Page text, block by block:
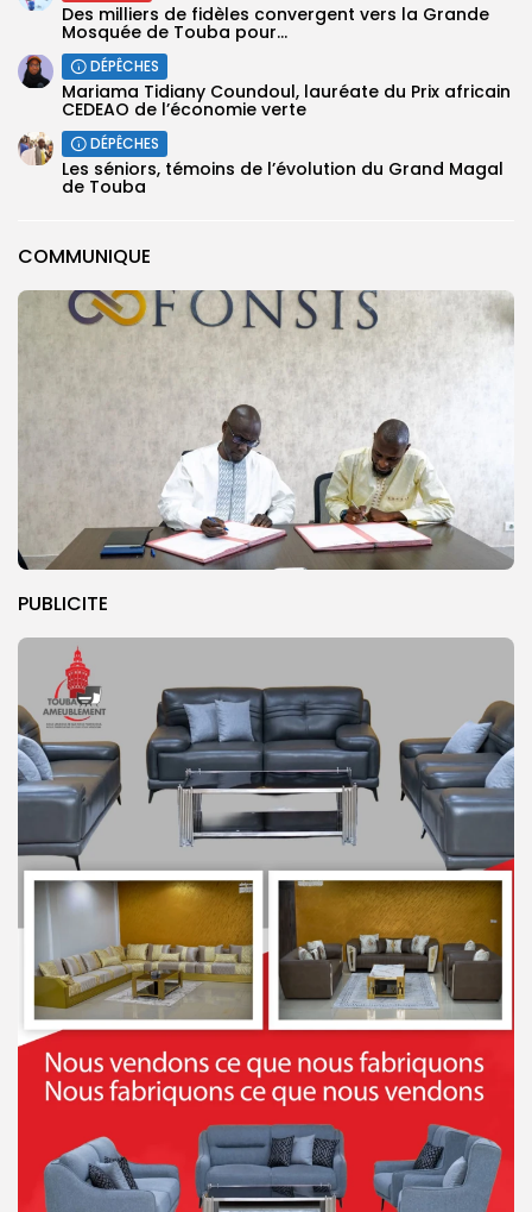
COMMUNIQUE
PUBLICITE
Des milliers de fidèles convergent vers la Grande
Mosquée de Touba pour...
DÉPÊCHES
Mariama Tidiany Coundoul, lauréate du Prix africain
CEDEAO de l’économie verte
DÉPÊCHES
Les séniors, témoins de l’évolution du Grand Magal
de Touba